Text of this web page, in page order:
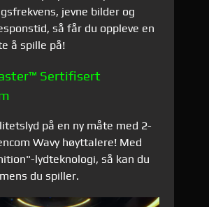
jevne bilder og
så får du oppleve en
å spille på!
Sertifisert
på en ny måte med 2-
Wavy høyttalere! Med
lydteknologi, så kan du
du spiller.